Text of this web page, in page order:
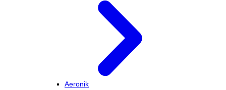
Aeronik